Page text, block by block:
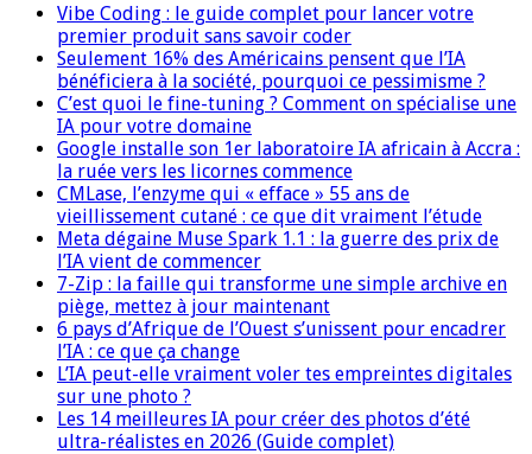
Vibe Coding : le guide complet pour lancer votre
premier produit sans savoir coder
Seulement 16% des Américains pensent que l’IA
bénéficiera à la société, pourquoi ce pessimisme ?
C’est quoi le fine-tuning ? Comment on spécialise une
IA pour votre domaine
Google installe son 1er laboratoire IA africain à Accra :
la ruée vers les licornes commence
CMLase, l’enzyme qui « efface » 55 ans de
vieillissement cutané : ce que dit vraiment l’étude
Meta dégaine Muse Spark 1.1 : la guerre des prix de
l’IA vient de commencer
7-Zip : la faille qui transforme une simple archive en
piège, mettez à jour maintenant
6 pays d’Afrique de l’Ouest s’unissent pour encadrer
l’IA : ce que ça change
L’IA peut-elle vraiment voler tes empreintes digitales
sur une photo ?
Les 14 meilleures IA pour créer des photos d’été
ultra-réalistes en 2026 (Guide complet)